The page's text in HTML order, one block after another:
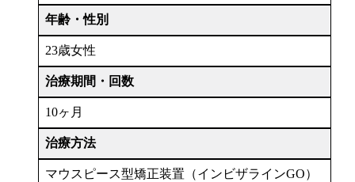
年齢・性別
23歳女性
治療期間・回数
10ヶ月
治療方法
マウスピース型矯正装置（インビザラインGO）